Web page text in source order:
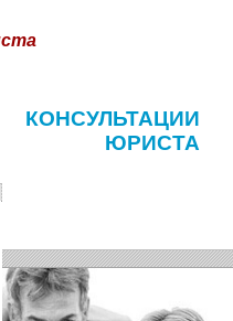
КОНСУЛЬТАЦИИ
ЮРИСТА